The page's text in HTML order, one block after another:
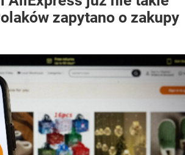
zapytano o zakupy